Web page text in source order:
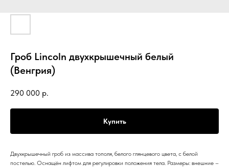
Гроб Lincoln двухкрышечный белый
(Венгрия)
290 000 р.
Купить
Двухкрышечный гроб из массива тополя, белого глянцевого цвета, с белой
постелью. Оснащён лифтом для регулировки положения тела. Размеры: внешние –